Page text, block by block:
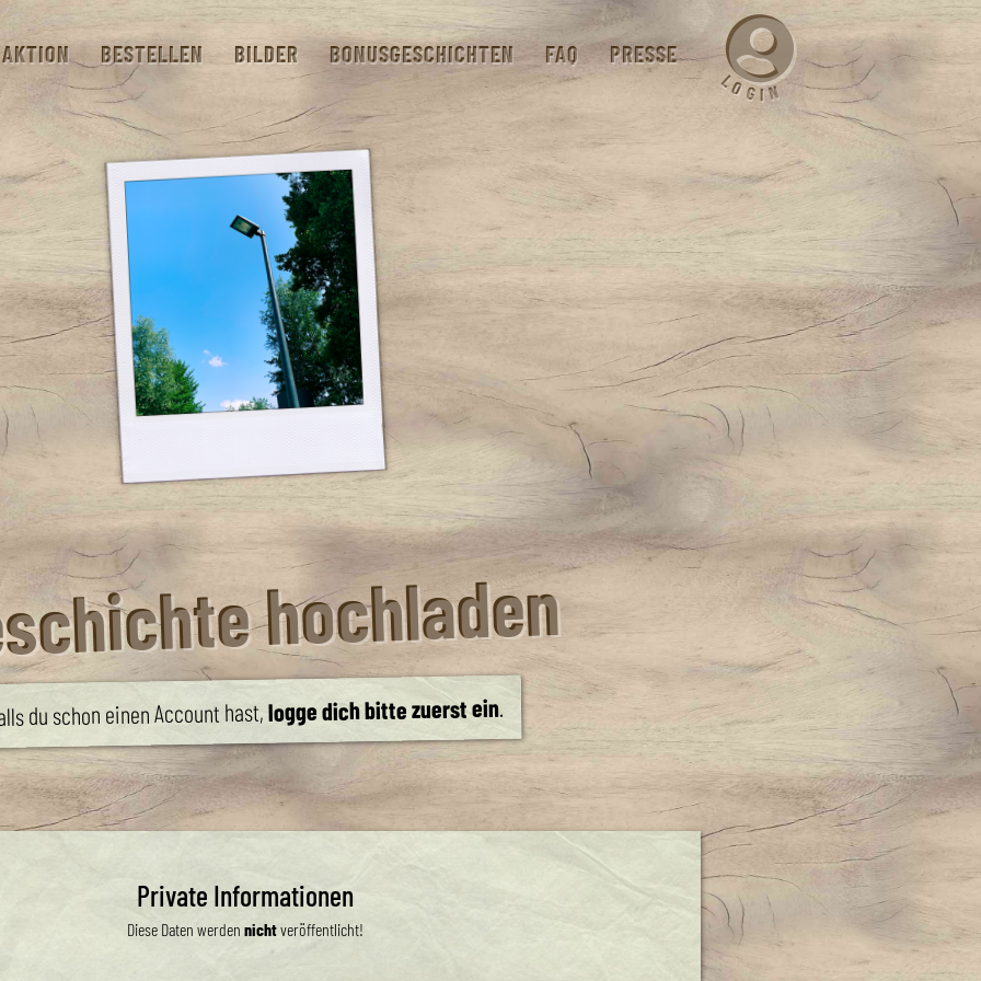
AKTION BESTELLEN BILDER BONUSGESCHICHTEN FAQ PRESSE
LOG IN
hochladen
du schon einen Account hast,logge dich bitte zuerst ein.
Private Informationen
Diese Daten werden nichtveröffentlicht!